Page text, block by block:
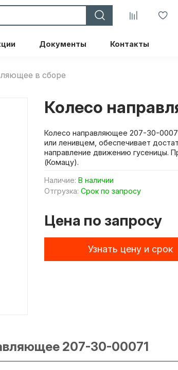
Документы Контакты
в сборе
Наличие: В наличии
Отгрузка: Срок по запросу
Колесо
Цена по запросу
Узнать цену и срок
Колесо направляющее 207-30-
или ленивцем, обеспечивает
направление движению гусеницы.
(Комацу).
207-30-00071